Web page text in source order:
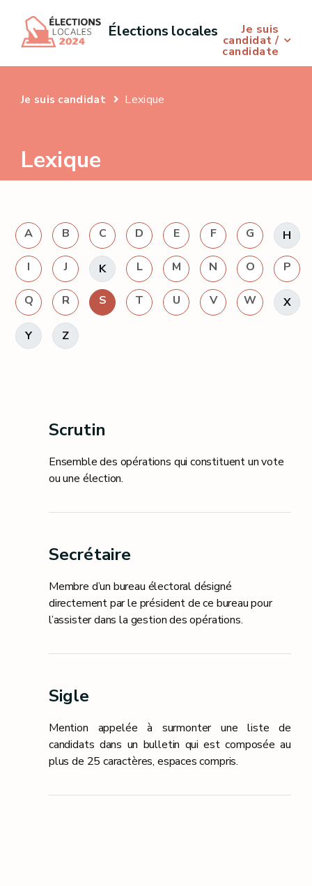
Je suis
candidat /
candidate
Élections locales
Je suis candidat Lexique
Lexique
A B C D E F G H
I J K L M N O P
Q R S T U V W X
Y Z
Scrutin
Ensemble des opérations qui constituent un vote
ou une élection.
Secrétaire
Membre d’un bureau électoral désigné
directement par le président de ce bureau pour
l’assister dans la gestion des opérations.
Sigle
Mention appelée à surmonter une liste de
candidats dans un bulletin qui est composée au
plus de 25 caractères, espaces compris.